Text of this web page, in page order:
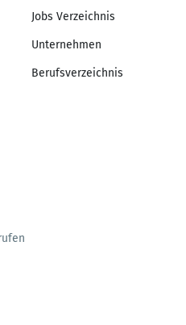
Jobs Verzeichnis
Unternehmen
Berufsverzeichnis